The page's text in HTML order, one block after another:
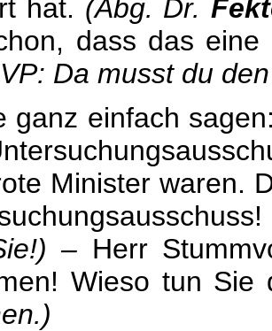
hat. (Abg. Dr.
dass das
Da musst du
ganz einfach
Minister waren.
– Herr
Wieso tun